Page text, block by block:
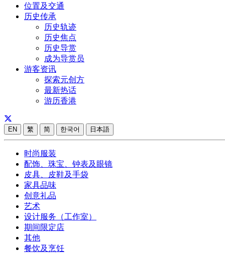
位置及交通
历史传承
历史轨迹
历史焦点
历史导赏
成为导赏员
游客资讯
探索元创方
最新热话
游历香港
EN 繁 简 한국어 日本語
时尚服装
配饰、珠宝、钟表及眼镜
皮具、皮鞋及手袋
家具品味
创意礼品
艺术
设计服务（工作室）
期间限定店
其他
餐饮及烹饪